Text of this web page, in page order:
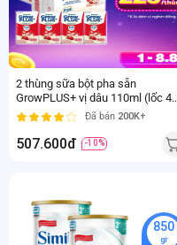
4
hộp/lốc
2 thùng sữa bột pha sẵn
GrowPLUS+ vị dâu 110ml (lốc 4
hộp) (Trên 1 tuổi)
Đã bán 200K+
507.600đ -10%
850
gr